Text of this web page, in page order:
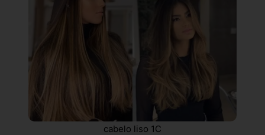
cabelo liso 1C